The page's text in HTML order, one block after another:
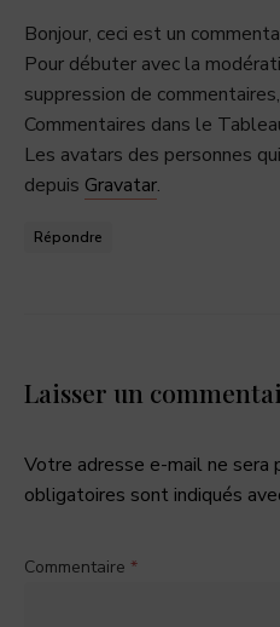
Bonjour, ceci est un
Pour débuter avec la
suppression de
Commentaires dans le
Les avatars des personnes
depuis Gravatar.
Répondre
Laisser un
Votre adresse e-mail ne sera
obligatoires sont indiqués
Commentaire *